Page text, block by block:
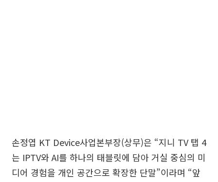
손정엽 KT Device사업본부장(상무)은 “지니 TV 탭 4
는 IPTV와 AI를 하나의 태블릿에 담아 거실 중심의 미
디어 경험을 개인 공간으로 확장한 단말”이라며 “앞